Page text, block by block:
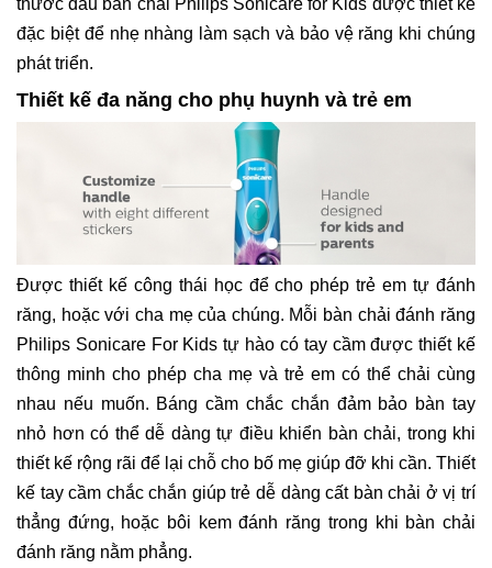
thước đầu bàn chải Philips Sonicare for Kids được thiết kế
đặc biệt để nhẹ nhàng làm sạch và bảo vệ răng khi chúng
phát triển.
Thiết kế đa năng cho phụ huynh và trẻ em
Được thiết kế công thái học để cho phép trẻ em tự đánh
răng, hoặc với cha mẹ của chúng. Mỗi bàn chải đánh răng
Philips Sonicare For Kids tự hào có tay cầm được thiết kế
thông minh cho phép cha mẹ và trẻ em có thể chải cùng
nhau nếu muốn. Báng cầm chắc chắn đảm bảo bàn tay
nhỏ hơn có thể dễ dàng tự điều khiển bàn chải, trong khi
thiết kế rộng rãi để lại chỗ cho bố mẹ giúp đỡ khi cần. Thiết
kế tay cầm chắc chắn giúp trẻ dễ dàng cất bàn chải ở vị trí
thẳng đứng, hoặc bôi kem đánh răng trong khi bàn chải
đánh răng nằm phẳng.